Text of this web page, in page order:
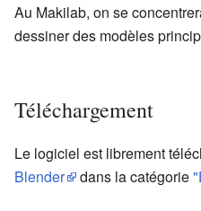
Au Makilab, on se
dessiner des modèles
Téléchargement
Le logiciel est librement
Blender
dans la catégorie